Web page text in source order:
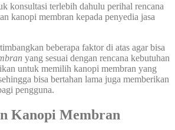
konsultasi terlebih dahulu perihal rencana
kanopi membran kepada penyedia jasa
beberapa faktor di atas agar bisa
yang sesuai dengan rencana kebutuhan
untuk memilih kanopi membran yang
bisa bertahan lama juga memberikan
pengguna.
Kanopi Membran